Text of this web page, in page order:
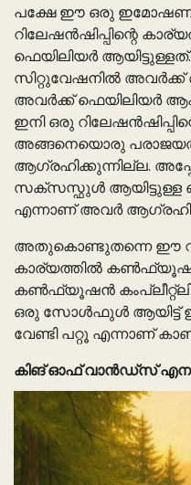
പക്ഷേ ഈ ഒരു
റിലേഷൻഷിപ്പിന്റെ
ഫെയിലിയർ
സിറ്റുവേഷനിൽ
അവർക്ക് ഫെയിലിയർ
ഇനി ഒരു
അങ്ങനെയൊരു
ആഗ്രഹിക്കുന്നില്ല.
സക്സസ്ഫുൾ ആയിട്ടുള്ള
എന്നാണ് അവർ
അതുകൊണ്ടുതന്നെ ഈ
കാര്യത്തിൽ
കൺഫ്യൂഷൻ
ഒരു സോൾഫുൾ ആയിട്ട് ഈ
വേണ്ടി പറ്റൂ എന്നാണ്
കിങ് ഓഫ് വാൻഡ്സ്